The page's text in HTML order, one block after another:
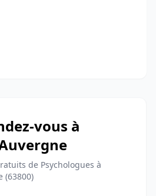
vous à
de Psychologues à
(63800)